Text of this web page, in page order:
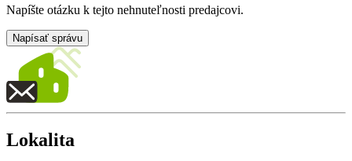
Napíšte otázku k tejto nehnuteľnosti predajcovi.
Napísať správu
Lokalita